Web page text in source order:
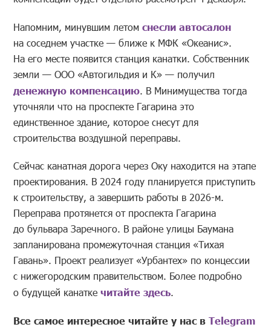
Напомним, минувшим летомснесли автосалон
на соседнем участке — ближе к МФК «Океанис».
На его месте появится станция канатки. Собственник
земли — ООО «Автогильдия и К» — получил
денежную компенсацию. В Минимущества тогда
уточняли что на проспекте Гагарина это
единственное здание, которое снесут для
строительства воздушной переправы.
Сейчас канатная дорога через Оку находится на этапе
проектирования. В 2024 году планируется приступить
к строительству, а завершить работы в 2026-м.
Переправа протянется от проспекта Гагарина
до бульвара Заречного. В районе улицы Баумана
запланирована промежуточная станция «Тихая
Гавань». Проект реализует «Урбантех» по концессии
с нижегородским правительством. Более подробно
о будущей канаткечитайте здесь.
Все самое интересное читайте у нас вTelegram